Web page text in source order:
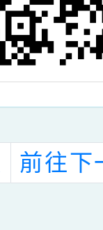
前往下